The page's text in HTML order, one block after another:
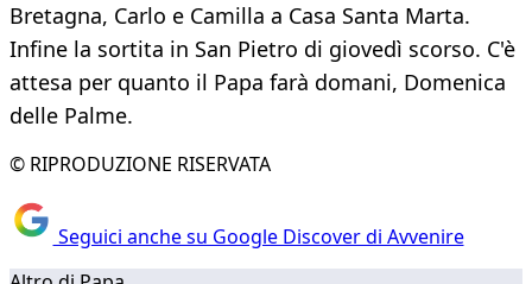
Bretagna, Carlo e Camilla a Casa Santa Marta.
Infine la sortita in San Pietro di giovedì scorso. C'è
attesa per quanto il Papa farà domani, Domenica
delle Palme.
© RIPRODUZIONE RISERVATA
Seguici anche su Google Discover di Avvenire